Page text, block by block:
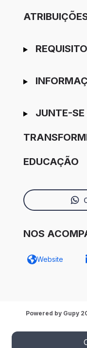
JUNTE-SE
EDUCAÇÃO
NOS
Website
Powered by Gupy